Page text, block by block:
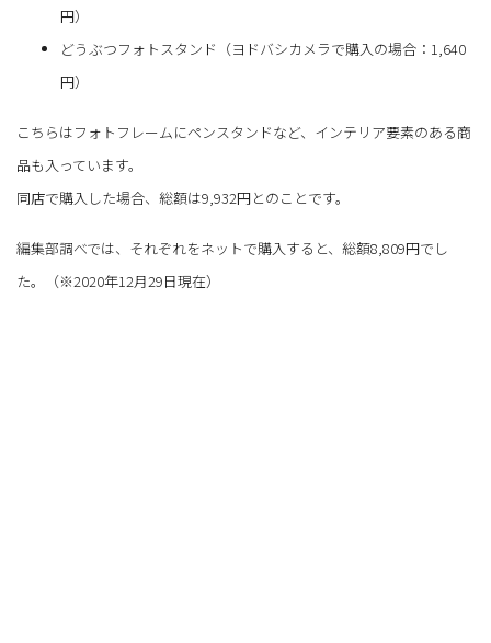
円）
どうぶつフォトスタンド（ヨドバシカメラで購入の場合：1,640
円）
こちらはフォトフレームにペンスタンドなど、インテリア要素のある商
品も入っています。
同店で購入した場合、総額は9,932円とのことです。
編集部調べでは、それぞれをネットで購入すると、総額8,809円でし
た。（※2020年12月29日現在）